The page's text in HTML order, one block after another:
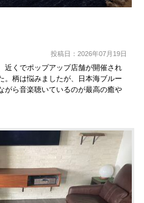
投稿日：2026年07月19日
近くでポップアップ店舗が開催され
。柄は悩みましたが、日本海ブルー
がら音楽聴いているのが最高の癒や